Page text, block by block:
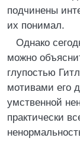
подчинены
их понимал.
Однако
можно
глупостью
мотивами его
умственной
практически